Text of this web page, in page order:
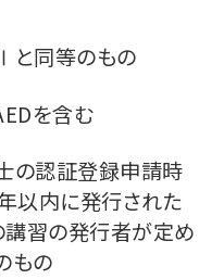
同等のもの
を含む
の認証登録申請時
以内に発行された
講習の発行者が定め
もの